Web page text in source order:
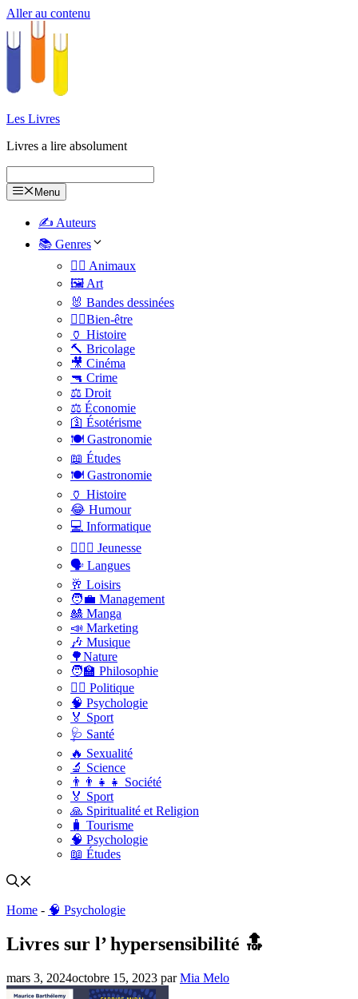
Aller au contenu
Les Livres
Livres a lire absolument
Menu
✍️ Auteurs
📚 Genres
🐕‍🦺 Animaux
🖼️ Art
🐰 Bandes dessinées
🧑‍⚕️Bien-être
🏺 Histoire
🔨 Bricolage
🎥 Cinéma
🔫 Crime
⚖️ Droit
⚖️ Économie
🛐 Ésotérisme
🍽️ Gastronomie
📖 Études
🍽️ Gastronomie
🏺 Histoire
😂 Humour
💻 Informatique
🤸🏽‍♀️ Jeunesse
🗣 Langues
🥂 Loisirs
🧑‍💼 Management
🎎 Manga
📣 Marketing
🎶 Musique
🌳Nature
🧑‍🏫 Philosophie
👨‍⚖️ Politique
🧠 Psychologie
🏅 Sport
🩺 Santé
🔥 Sexualité
🔬 Science
👨‍👨‍👧‍👧 Société
🏅 Sport
🙏 Spiritualité et Religion
🧳 Tourisme
🧠 Psychologie
📖 Études
Home - 🧠 Psychologie
Livres sur l’ hypersensibilité 🔝
mars 3, 2024octobre 15, 2023 parMia Melo